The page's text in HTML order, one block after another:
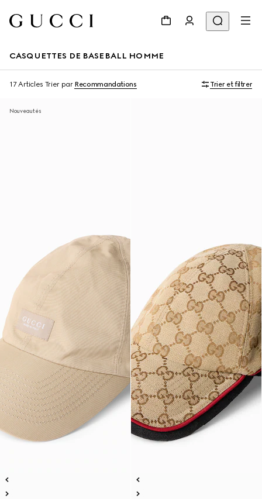
CASQUETTES DE BASEBALL HOMME
17 Articles Trier par Recommandations Trier et filtrer
Nouveautés